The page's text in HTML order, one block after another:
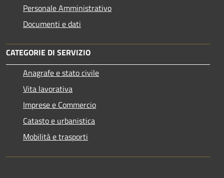
Personale Amministrativo
Documenti e dati
CATEGORIE DI SERVIZIO
Anagrafe e stato civile
Vita lavorativa
Imprese e Commercio
Catasto e urbanistica
Mobilità e trasporti